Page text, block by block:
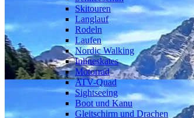
Skitouren
Langlauf
Rodeln
Laufen
Nordic Walking
Inlineskates
Motorrad
ATV-Quad
Sightseeing
Boot und Kanu
Gleitschirm und Drachen